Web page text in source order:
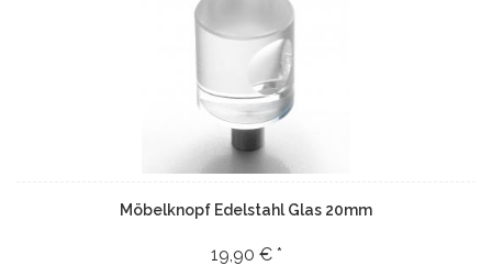
Möbelknopf Edelstahl Glas 20mm
19,90 € *